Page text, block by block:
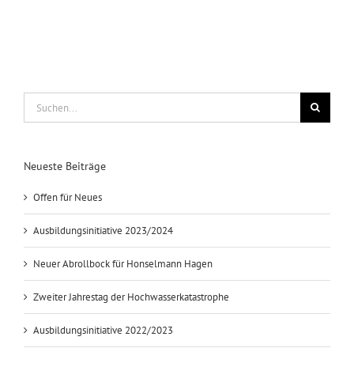
Neueste Beiträge
Offen für Neues
Ausbildungsinitiative 2023/2024
Neuer Abrollbock für Honselmann Hagen
Zweiter Jahrestag der Hochwasserkatastrophe
Ausbildungsinitiative 2022/2023